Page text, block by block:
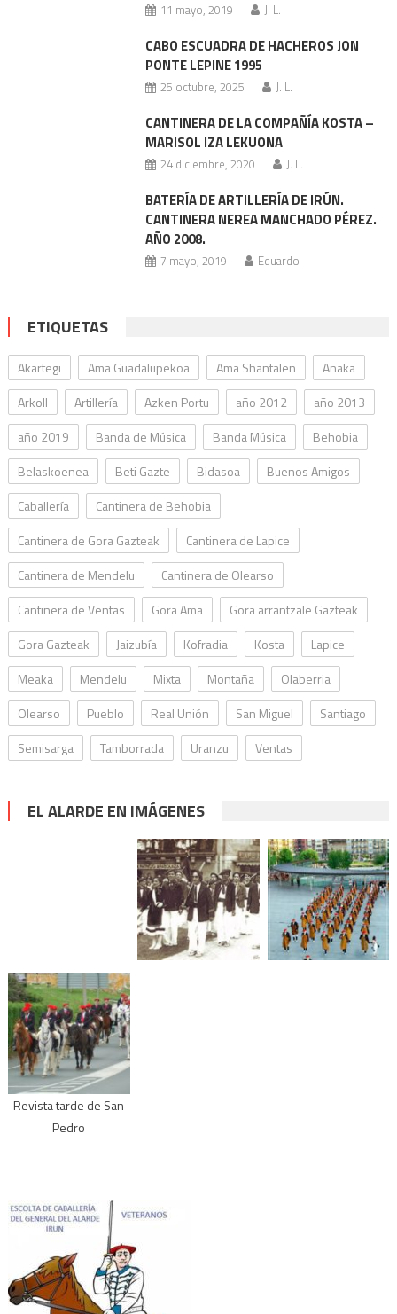
11 mayo, 2019 J. L.
CABO ESCUADRA DE HACHEROS JON
PONTE LEPINE 1995
25 octubre, 2025 J. L.
CANTINERA DE LA COMPAÑÍA KOSTA –
MARISOL IZA LEKUONA
24 diciembre, 2020 J. L.
BATERÍA DE ARTILLERÍA DE IRÚN.
CANTINERA NEREA MANCHADO PÉREZ.
AÑO 2008.
7 mayo, 2019 Eduardo
ETIQUETAS
Akartegi Ama Guadalupekoa Ama Shantalen
Anaka
Arkoll
Artillería Azken Portu año 2012
año 2013
año 2019
Banda de Música Banda Música
Behobia
Belaskoenea
Beti Gazte Bidasoa
Buenos Amigos
Caballería
Cantinera de Behobia
Cantinera de Gora Gazteak
Cantinera de Lapice
Cantinera de Mendelu
Cantinera de Olearso
Cantinera de Ventas
Gora Ama
Gora arrantzale Gazteak
Gora Gazteak
Jaizubía Kofradia Kosta
Lapice
Meaka
Mendelu Mixta Montaña
Olaberria
Olearso
Pueblo Real Unión San Miguel
Santiago
Semisarga
Tamborrada Uranzu Ventas
EL ALARDE EN IMÁGENES
Revista tarde de San
Pedro